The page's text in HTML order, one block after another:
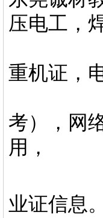
压电工，
证件年
重机证，
学历：
考），网
用，
大专
业证信息。